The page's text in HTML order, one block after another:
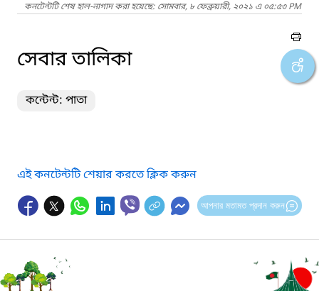
কনটেন্টটি শেষ হাল-নাগাদ করা হয়েছে: সোমবার, ৮ ফেব্রুয়ারী, ২০২১ এ ০৫:৫৩ PM
সেবার তালিকা
কন্টেন্ট: পাতা
এই কনটেন্টটি শেয়ার করতে ক্লিক করুন
আপনার মতামত প্রদান করুন